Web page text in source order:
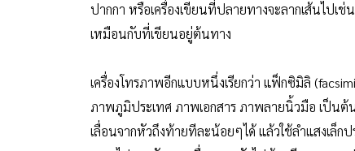
ปากกา หรือเครื่องเขียนที่ปลายทางจะลากเส้นไป
เหมือนกับที่เขียนอยู่ต้นทาง
เครื่องโทรภาพอีกแบบหนึ่งเรียกว่า แฟ็กซิมิลิ
ภาพภูมิประเทศ ภาพเอกสาร ภาพลายนิ้วมือ เป็นต้
เลื่อนจากหัวถึงท้ายทีละน้อยๆได้ แล้วใช้ลำแสงเ